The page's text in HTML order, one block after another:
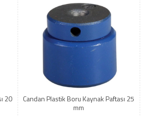
20
Candan Plastik Boru Kaynak Paftası 25
mm